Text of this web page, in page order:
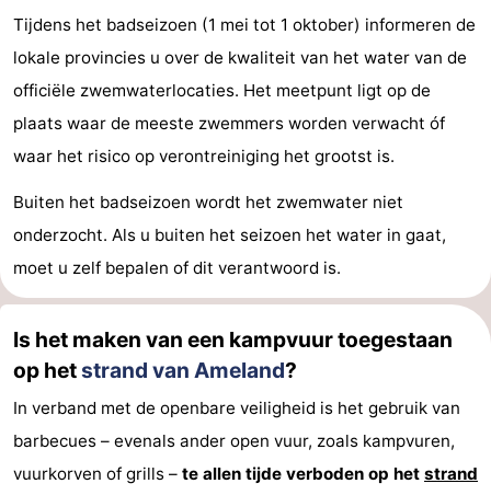
Tijdens het badseizoen (1 mei tot 1 oktober) informeren de
lokale provincies u over de kwaliteit van het water van de
officiële zwemwaterlocaties. Het meetpunt ligt op de
plaats waar de meeste zwemmers worden verwacht óf
waar het risico op verontreiniging het grootst is.
Buiten het badseizoen wordt het zwemwater niet
onderzocht. Als u buiten het seizoen het water in gaat,
moet u zelf bepalen of dit verantwoord is.
Is het maken van een kampvuur toegestaan
op hetstrand van Ameland?
In verband met de openbare veiligheid is het gebruik van
barbecues – evenals ander open vuur, zoals kampvuren,
vuurkorven of grills – te allen tijde verboden op het strand